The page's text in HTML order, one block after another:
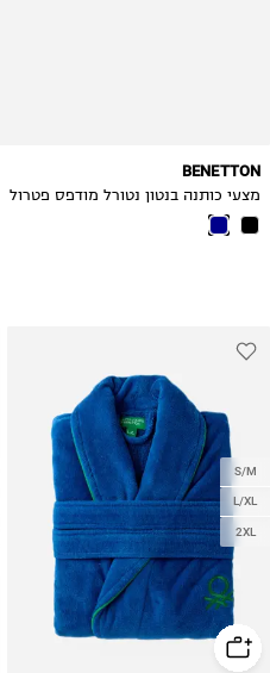
BENETTON
מצעי כותנה בנטון נטורל מודפס פטרול
S/M
L/XL
2XL